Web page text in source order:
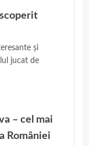
și
jucat de
– cel mai
României